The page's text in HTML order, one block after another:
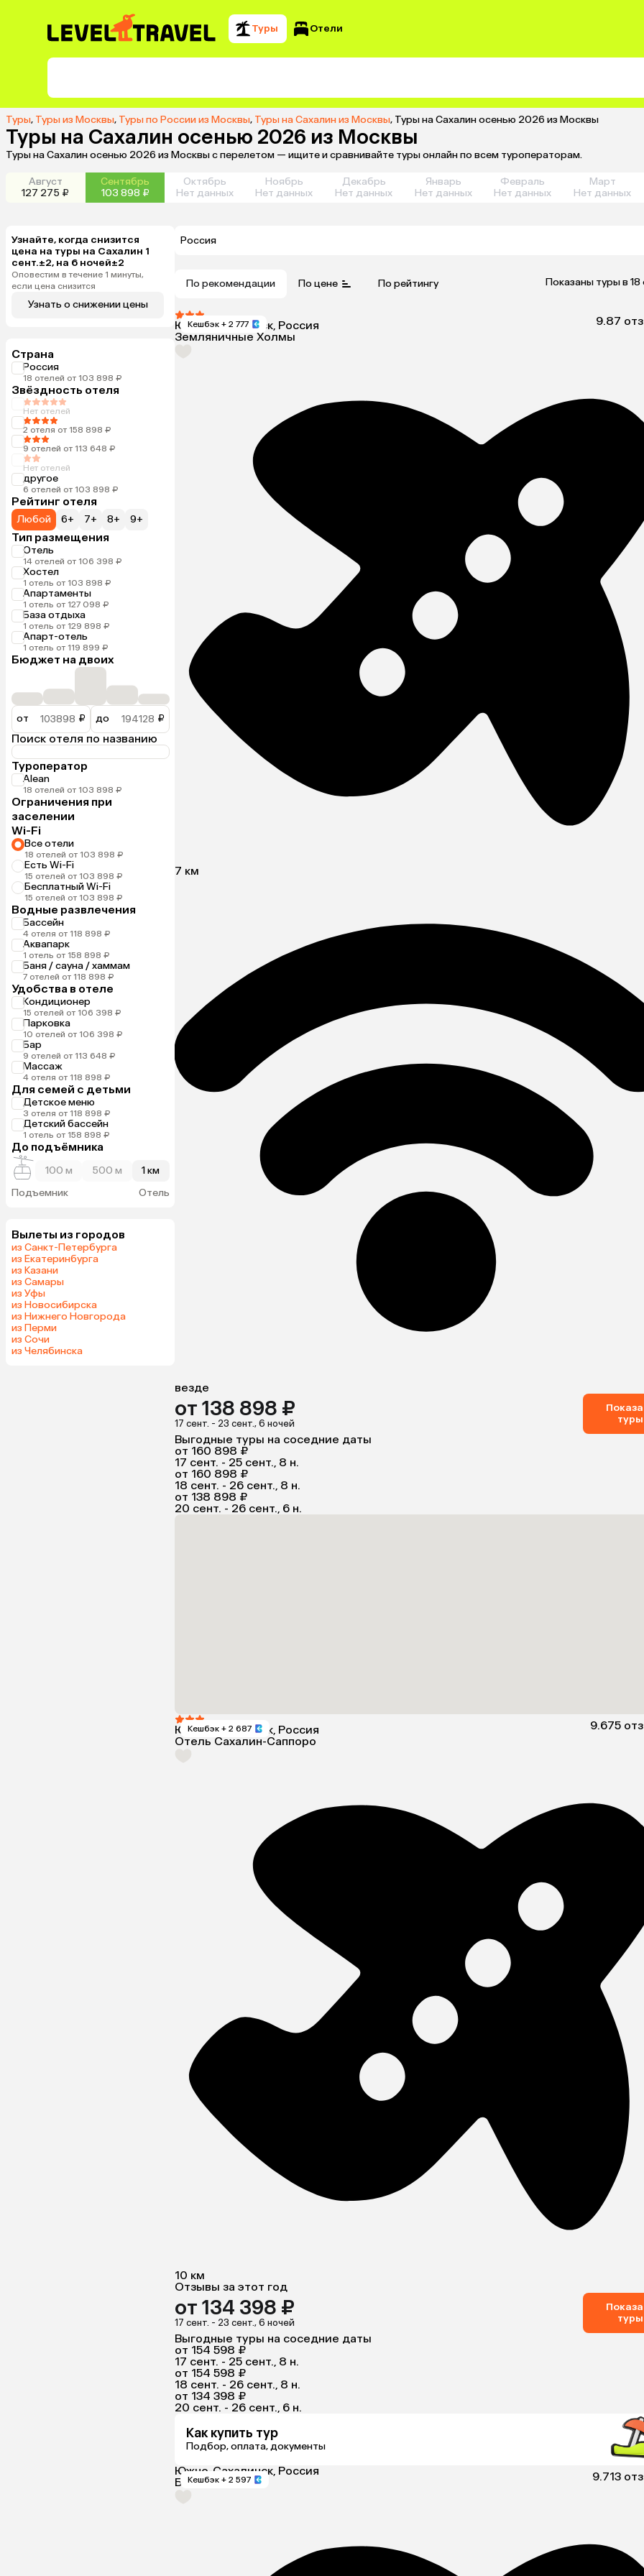
Туры Отели
Туры, Туры из Москвы, Туры по России из Москвы, Туры на Сахалин из Москвы, Туры на Сахалин осенью 2026 из Москвы
Туры на Сахалин осенью 2026 из Москвы
Туры на Сахалин осенью 2026 из Москвы с перелетом — ищите и сравнивайте туры онлайн по всем туроператорам.
Август
127 275 ₽
Сентябрь
103 898 ₽
Октябрь
Нет данных
Ноябрь
Нет данных
Декабрь
Нет данных
Январь
Нет данных
Февраль
Нет данных
Март
Нет данных
Узнайте, когда снизится
цена на туры на Сахалин 1
сент.±2, на 6 ночей±2
Оповестим в течение 1 минуты,
если цена снизится
Узнать о снижении цены
Страна
Россия
18 отелей от 103 898 ₽
Звёздность отеля
Нет отелей
2 отеля от 158 898 ₽
9 отелей от 113 648 ₽
Нет отелей
другое
6 отелей от 103 898 ₽
Рейтинг отеля
Любой 6+ 7+ 8+ 9+
Тип размещения
Отель
14 отелей от 106 398 ₽
Хостел
1 отель от 103 898 ₽
Апартаменты
1 отель от 127 098 ₽
База отдыха
1 отель от 129 898 ₽
Апарт-отель
1 отель от 119 899 ₽
Бюджет на двоих
от ₽ до ₽
Поиск отеля по названию
Туроператор
Alean
18 отелей от 103 898 ₽
Ограничения при
заселении
Wi-Fi
Все отели
18 отелей от 103 898 ₽
Есть Wi-Fi
15 отелей от 103 898 ₽
Бесплатный Wi-Fi
15 отелей от 103 898 ₽
Водные развлечения
Бассейн
4 отеля от 118 898 ₽
Аквапарк
1 отель от 158 898 ₽
Баня / сауна / хаммам
7 отелей от 118 898 ₽
Удобства в отеле
Кондиционер
15 отелей от 106 398 ₽
Парковка
10 отелей от 106 398 ₽
Бар
9 отелей от 113 648 ₽
Массаж
4 отеля от 118 898 ₽
Для семей с детьми
Детское меню
3 отеля от 118 898 ₽
Детский бассейн
1 отель от 158 898 ₽
До подъёмника
100 м 500 м
1 км
Подъемник
Отель
Вылеты из городов
из Санкт-Петербурга
из Екатеринбурга
из Казани
из Самары
из Уфы
из Новосибирска
из Нижнего Новгорода
из Перми
из Сочи
из Челябинска
Россия
По рекомендации По цене По рейтингу Показаны туры в 18
Кешбэк + 2 777 9.87
Южно-Сахалинск, Россия
Земляничные Холмы
7 км
везде
от 138 898 ₽
17 сент. - 23 сент., 6 ночей
туры
Выгодные туры на соседние даты
от 160 898 ₽
17 сент. - 25 сент., 8 н.
от 160 898 ₽
18 сент. - 26 сент., 8 н.
от 138 898 ₽
20 сент. - 26 сент., 6 н.
Кешбэк + 2 687 9.675
Южно-Сахалинск, Россия
Отель Сахалин-Саппоро
10 км
Отзывы за этот год
от 134 398 ₽
17 сент. - 23 сент., 6 ночей
туры
Выгодные туры на соседние даты
от 154 598 ₽
17 сент. - 25 сент., 8 н.
от 154 598 ₽
18 сент. - 26 сент., 8 н.
от 134 398 ₽
20 сент. - 26 сент., 6 н.
Как купить тур
Подбор, оплата, документы
Кешбэк + 2 597 9.713
Южно-Сахалинск, Россия
Белый Снег